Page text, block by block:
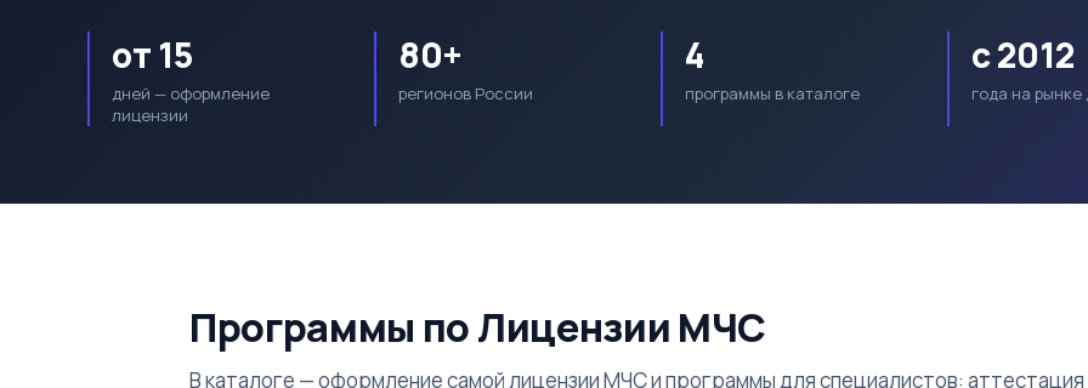
от 15
дней — оформление
лицензии
80+
регионов России
4
программы в каталоге
с 2012
года на
Программы по Лицензии МЧС
В каталоге — оформление самой лицензии МЧС и программы для специалистов: аттестация